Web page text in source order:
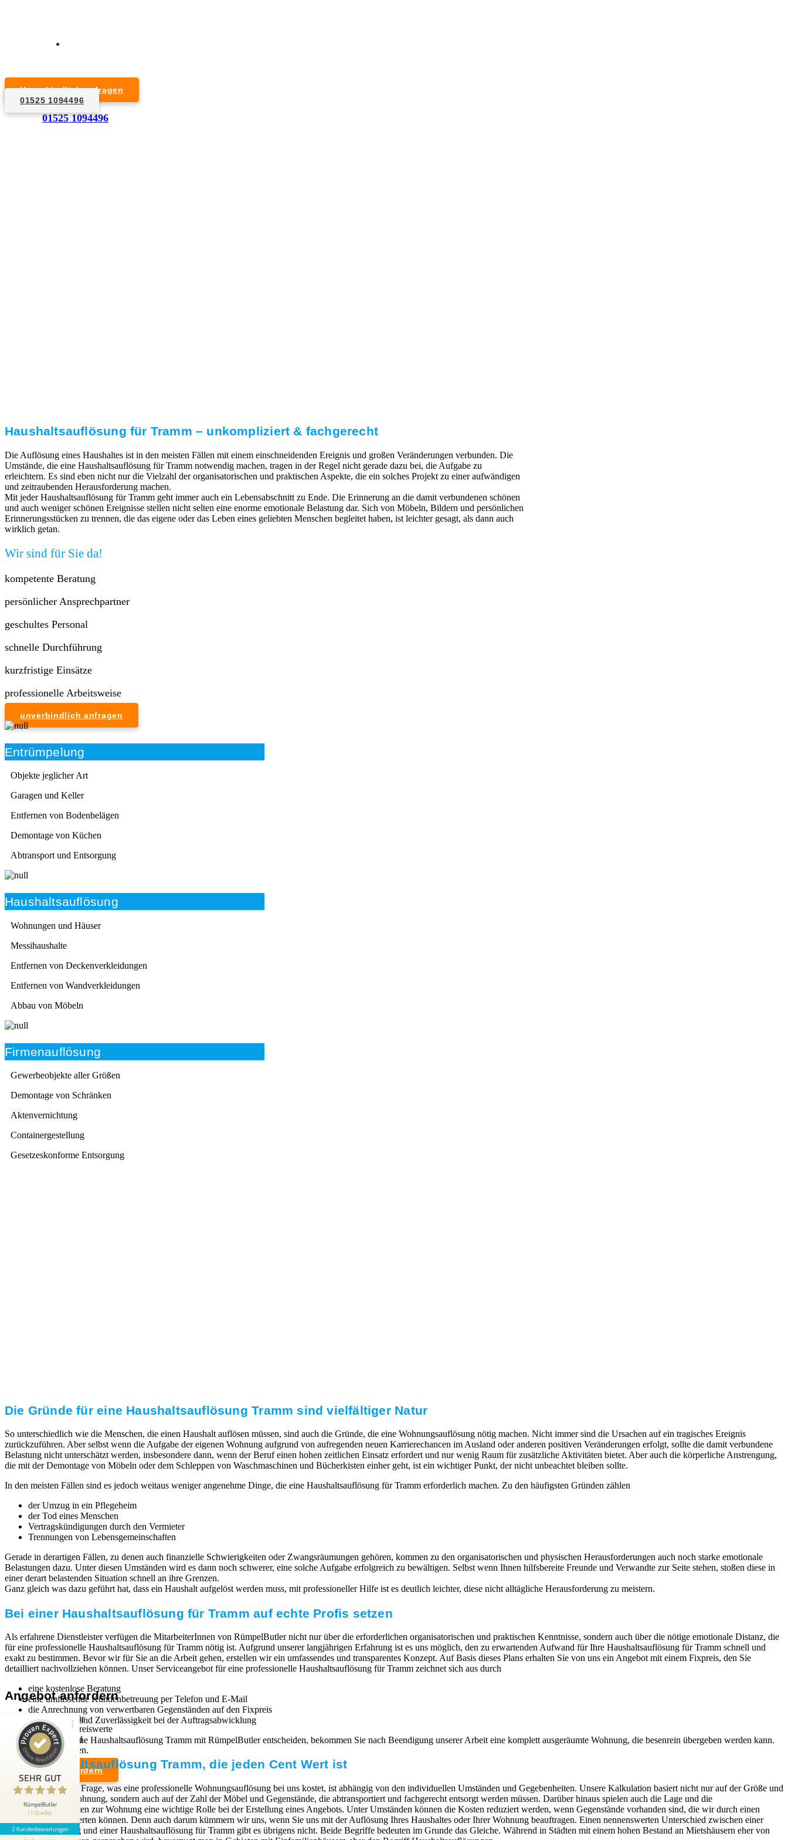
01525 1094496
Unverbindlich anfragen
01525 1094496
1. Anfrage
Haushaltsauflösung für Tramm – unkompliziert & fachgerecht
Die Auflösung eines Haushaltes ist in den meisten Fällen mit einem einschneidenden Ereignis und großen Veränderungen verbunden. Die
Umstände, die eine Haushaltsauflösung für Tramm notwendig machen, tragen in der Regel nicht gerade dazu bei, die Aufgabe zu
erleichtern. Es sind eben nicht nur die Vielzahl der organisatorischen und praktischen Aspekte, die ein solches Projekt zu einer aufwändigen
und zeitraubenden Herausforderung machen.
Mit jeder Haushaltsauflösung für Tramm geht immer auch ein Lebensabschnitt zu Ende. Die Erinnerung an die damit verbundenen schönen
und auch weniger schönen Ereignisse stellen nicht selten eine enorme emotionale Belastung dar. Sich von Möbeln, Bildern und persönlichen
Erinnerungsstücken zu trennen, die das eigene oder das Leben eines geliebten Menschen begleitet haben, ist leichter gesagt, als dann auch
wirklich getan.
Wir sind für Sie da!
kompetente Beratung
persönlicher Ansprechpartner
geschultes Personal
schnelle Durchführung
kurzfristige Einsätze
professionelle Arbeitsweise
unverbindlich anfragen
Entrümpelung
Objekte jeglicher Art
Garagen und Keller
Entfernen von Bodenbelägen
Demontage von Küchen
Abtransport und Entsorgung
Haushaltsauflösung
Wohnungen und Häuser
Messihaushalte
Entfernen von Deckenverkleidungen
Entfernen von Wandverkleidungen
Abbau von Möbeln
Firmenauflösung
Gewerbeobjekte aller Größen
Demontage von Schränken
Aktenvernichtung
Containergestellung
Gesetzeskonforme Entsorgung
Die Gründe für eine Haushaltsauflösung Tramm sind vielfältiger Natur
So unterschiedlich wie die Menschen, die einen Haushalt auflösen müssen, sind auch die Gründe, die eine Wohnungsauflösung nötig machen. Nicht immer sind die Ursachen auf ein tragisches Ereignis
zurückzuführen. Aber selbst wenn die Aufgabe der eigenen Wohnung aufgrund von aufregenden neuen Karrierechancen im Ausland oder anderen positiven Veränderungen erfolgt, sollte die damit verbundene
Belastung nicht unterschätzt werden, insbesondere dann, wenn der Beruf einen hohen zeitlichen Einsatz erfordert und nur wenig Raum für zusätzliche Aktivitäten bietet. Aber auch die körperliche Anstrengung,
die mit der Demontage von Möbeln oder dem Schleppen von Waschmaschinen und Bücherkisten einher geht, ist ein wichtiger Punkt, der nicht unbeachtet bleiben sollte.
In den meisten Fällen sind es jedoch weitaus weniger angenehme Dinge, die eine Haushaltsauflösung für Tramm erforderlich machen. Zu den häufigsten Gründen zählen
der Umzug in ein Pflegeheim
der Tod eines Menschen
Vertragskündigungen durch den Vermieter
Trennungen von Lebensgemeinschaften
Gerade in derartigen Fällen, zu denen auch finanzielle Schwierigkeiten oder Zwangsräumungen gehören, kommen zu den organisatorischen und physischen Herausforderungen auch noch starke emotionale
Belastungen dazu. Unter diesen Umständen wird es dann noch schwerer, eine solche Aufgabe erfolgreich zu bewältigen. Selbst wenn Ihnen hilfsbereite Freunde und Verwandte zur Seite stehen, stoßen diese in
einer derart belastenden Situation schnell an ihre Grenzen.
Ganz gleich was dazu geführt hat, dass ein Haushalt aufgelöst werden muss, mit professioneller Hilfe ist es deutlich leichter, diese nicht alltägliche Herausforderung zu meistern.
Bei einer Haushaltsauflösung für Tramm auf echte Profis setzen
Als erfahrene Dienstleister verfügen die MitarbeiterInnen von RümpelButler nicht nur über die erforderlichen organisatorischen und praktischen Kenntnisse, sondern auch über die nötige emotionale Distanz, die
für eine professionelle Haushaltsauflösung für Tramm nötig ist. Aufgrund unserer langjährigen Erfahrung ist es uns möglich, den zu erwartenden Aufwand für Ihre Haushaltsauflösung für Tramm schnell und
exakt zu bestimmen. Bevor wir für Sie an die Arbeit gehen, erstellen wir ein umfassendes und transparentes Konzept. Auf Basis dieses Plans erhalten Sie von uns ein Angebot mit einem Fixpreis, den Sie
detailliert nachvollziehen können. Unser Serviceangebot für eine professionelle Haushaltsauflösung für Tramm zeichnet sich aus durch
eine kostenlose Beratung
eine umfassende Kundenbetreuung per Telefon und E-Mail
die Anrechnung von verwertbaren Gegenständen auf den Fixpreis
Schnelligkeit und Zuverlässigkeit bei der Auftragsabwicklung
Wenn Sie sich für eine Haushaltsauflösung Tramm mit RümpelButler entscheiden, bekommen Sie nach Beendigung unserer Arbeit eine komplett ausgeräumte Wohnung, die besenrein übergeben werden kann.
Eine Haushaltsauflösung Tramm, die jeden Cent Wert ist
Die Antwort auf die Frage, was eine professionelle Wohnungsauflösung bei uns kostet, ist abhängig von den individuellen Umständen und Gegebenheiten. Unsere Kalkulation basiert nicht nur auf der Größe und
dem Zustand der Wohnung, sondern auch auf der Zahl der Möbel und Gegenstände, die abtransportiert und fachgerecht entsorgt werden müssen. Darüber hinaus spielen auch die Lage und die
Zugangsmöglichkeiten zur Wohnung eine wichtige Rolle bei der Erstellung eines Angebots. Unter Umständen können die Kosten reduziert werden, wenn Gegenstände vorhanden sind, die wir durch einen
Weiterverkauf verwerten können. Denn auch darum kümmern wir uns, wenn Sie uns mit der Auflösung Ihres Haushaltes oder Ihrer Wohnung beauftragen. Einen nennenswerten Unterschied zwischen einer
Wohnungsauflösung und einer Haushaltsauflösung für Tramm gibt es übrigens nicht. Beide Begriffe bedeuten im Grunde das Gleiche. Während in Städten mit einem hohen Bestand an Mietshäusern eher von
Angebot anfordern
Wir sind Experten für
professionelle und preiswerte
Entrümpelungen und
Haushaltsauflösungen.
Angebot anfordern
Rechtliches
Impressum
Datenschutzerklärung
SEHR GUT
RümpelButler
(1 Quelle)
2 Kundenbewertungen
Kundenbewertungen und Erfahrungen zu
RümpelButler
SEHR GUT
5,00 / 5,00
Bewertungen von 1
anderen Quelle
Blick aufs ProvenExpert-Profil werfen